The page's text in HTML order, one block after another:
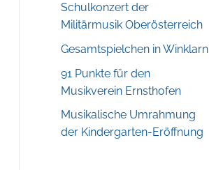
Schulkonzert der
Militärmusik Oberösterreich
Gesamtspielchen in Winklarn
91 Punkte für den
Musikverein Ernsthofen
Musikalische Umrahmung
der Kindergarten-Eröffnung